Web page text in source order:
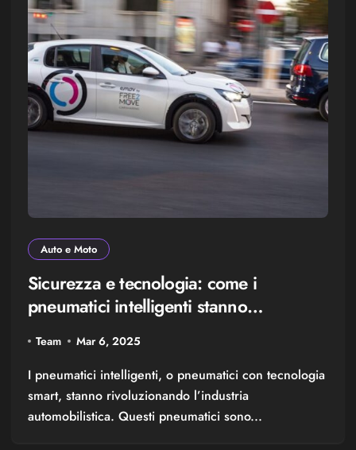
Auto e Moto
Sicurezza e tecnologia: come i
pneumatici intelligenti stanno
Team Mar 6, 2025
I pneumatici intelligenti, o pneumatici con tecnologia
smart, stanno rivoluzionando l’industria
automobilistica. Questi pneumatici sono...